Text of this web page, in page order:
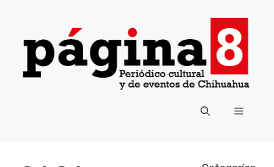
contenido
Menú